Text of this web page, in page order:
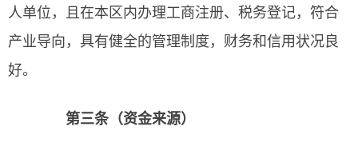
人单位，且在本区内办理工商注册、税务登记，符合
产业导向，具有健全的管理制度，财务和信用状况良
好。
第三条（资金来源）